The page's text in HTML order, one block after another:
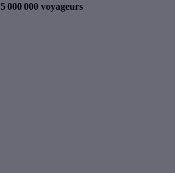
5 000 000 voyageurs